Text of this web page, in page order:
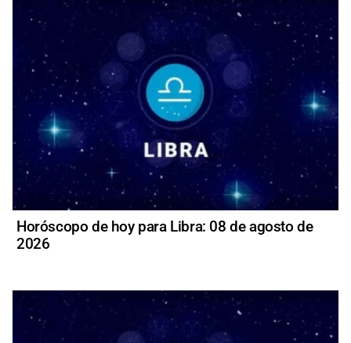
Horóscopo de hoy para Libra: 08 de agosto de
2026